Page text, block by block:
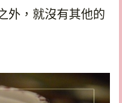
外，就沒有其他的